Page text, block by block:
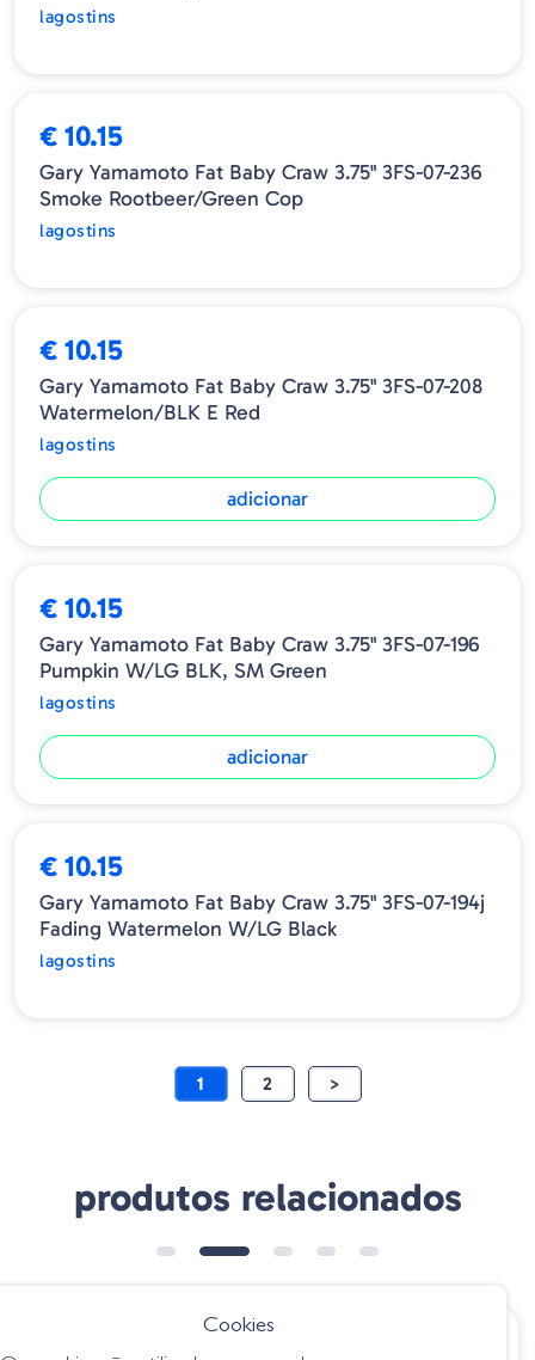
lagostins
€ 10.15
Gary Yamamoto Fat Baby Craw 3.75" 3FS-07-236
Smoke Rootbeer/Green Cop
lagostins
€ 10.15
Gary Yamamoto Fat Baby Craw 3.75" 3FS-07-208
Watermelon/BLK E Red
lagostins
adicionar
€ 10.15
Gary Yamamoto Fat Baby Craw 3.75" 3FS-07-196
Pumpkin W/LG BLK, SM Green
lagostins
adicionar
€ 10.15
Gary Yamamoto Fat Baby Craw 3.75" 3FS-07-194j
Fading Watermelon W/LG Black
lagostins
1 2 >
produtos relacionados
€ 12.25
Cookies